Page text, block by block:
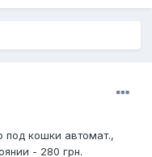
под кошки автомат.,
- 280 грн.